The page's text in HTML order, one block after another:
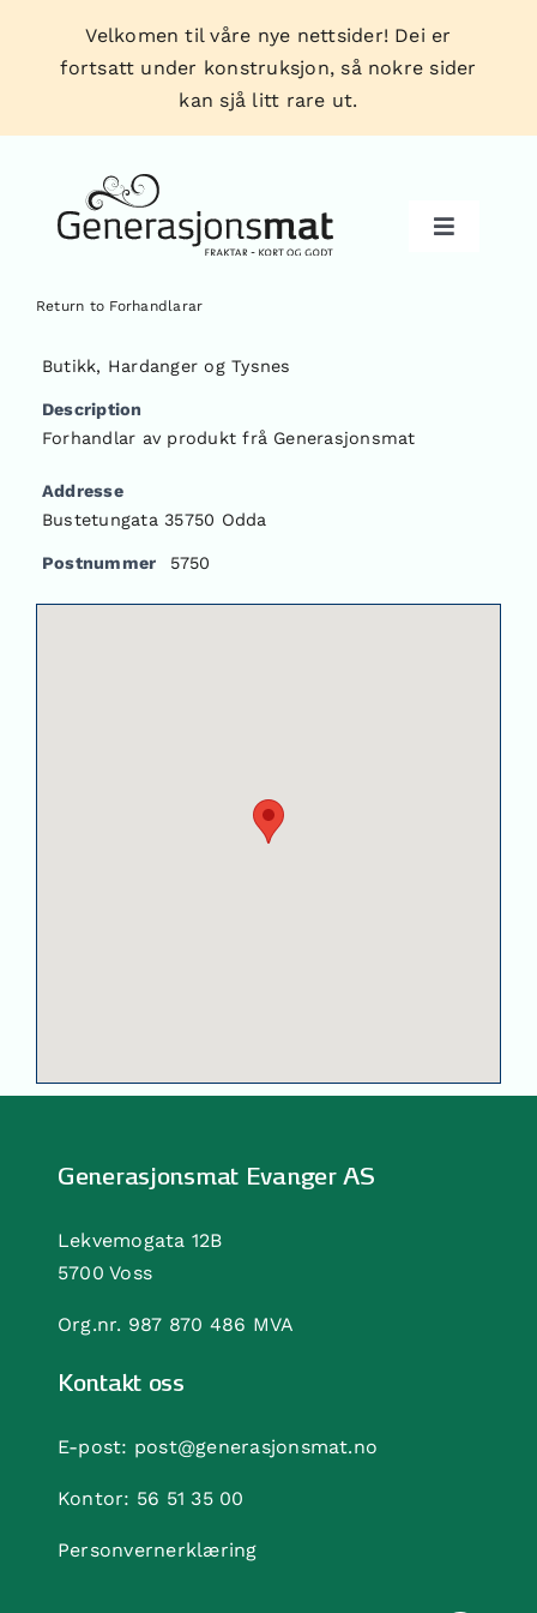
content
Velkomen til våre nye nettsider! Dei er
fortsatt under konstruksjon, så nokre sider
kan sjå litt rare ut.
Toggle
Forhandlarar
Tips & triks
Om oss
Return to Forhandlarar
Butikk, Hardanger og Tysnes
Description
Forhandlar av produkt frå Generasjonsmat
Addresse
Bustetungata 35750 Odda
Postnummer 5750
Generasjonsmat Evanger AS
Lekvemogata 12B
5700 Voss
Org.nr. 987 870 486 MVA
Kontakt oss
E-post: post@generasjonsmat.no
Kontor: 56 51 35 00
Personvernerklæring